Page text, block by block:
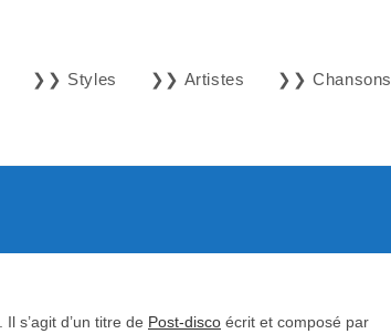
❯❯ Styles ❯❯ Artistes ❯❯ Chansons
. Il s’agit d’un titre de Post-disco écrit et composé par